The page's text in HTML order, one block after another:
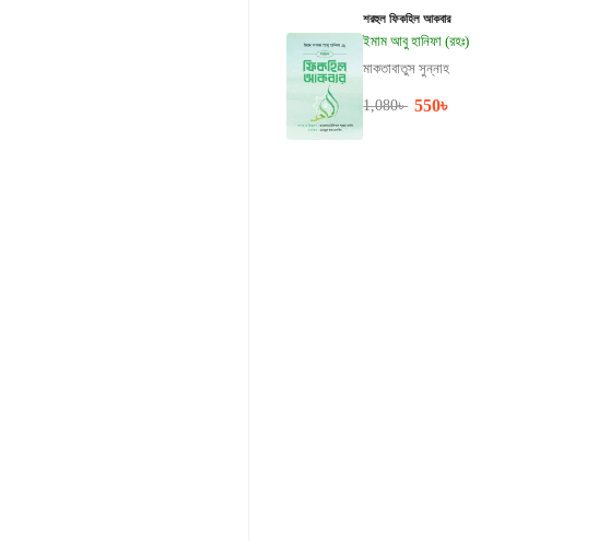
শরহুল ফিকহিল আকবার
ইমাম আবু হানিফা (রহঃ)
মাকতাবাতুস সুন্নাহ
1,080৳ 550৳